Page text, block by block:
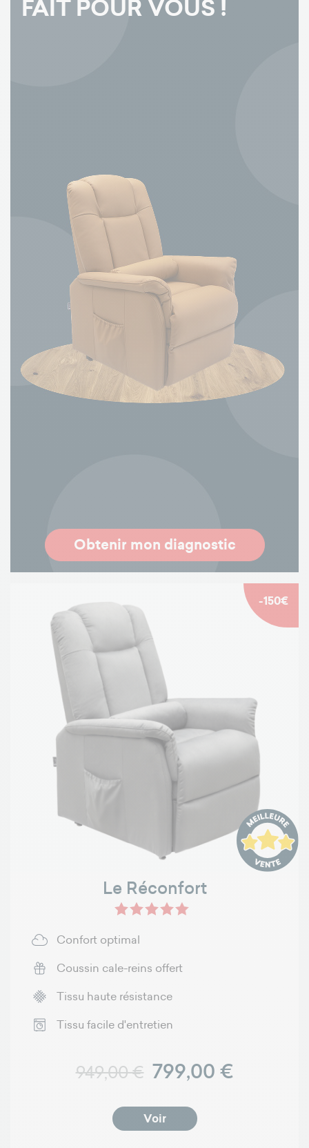
FAIT POUR VOUS !
Obtenir mon diagnostic
Le Réconfort
Confort optimal
Coussin cale-reins offert
Tissu haute résistance
Tissu facile d'entretien
Prix normal
949,00 € Prix
799,00 €
Voir
-150€